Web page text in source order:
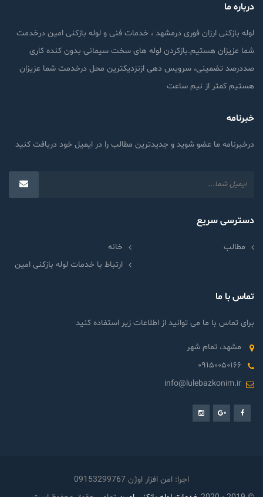
درباره ما
لوله بازکنی ارزان فوری درمشهد ، خدمات فنی و لوله بازکنی امین درخدمت
شما عزیزان هستیم.بازکردن لوله های سخت سیمانی بدون کنده کاری
صددرصد تضمینی، سرویس دهی ازنزدیکترین محل درخدمت شما عزیزان
هستیم کمتر از نیم ساعت
خبرنامه
درخبرنامه ما عضو شوید و جدیدترین مطالب را در ایمیل خود دریافت کنید
دسترسی سریع
خانه
مطالب
ارتباط با خدمات لوله بازکنی امین
تماس با ما
برای تماس با ما می توانید از اطلاعات زیر استفاده کنید
مشهد، تمام شهر
۰۹۱۵۰۰۵۰۱۶۶
info@lulebazkonim.ir
اجرا: امن افزار اوژن 09153299767